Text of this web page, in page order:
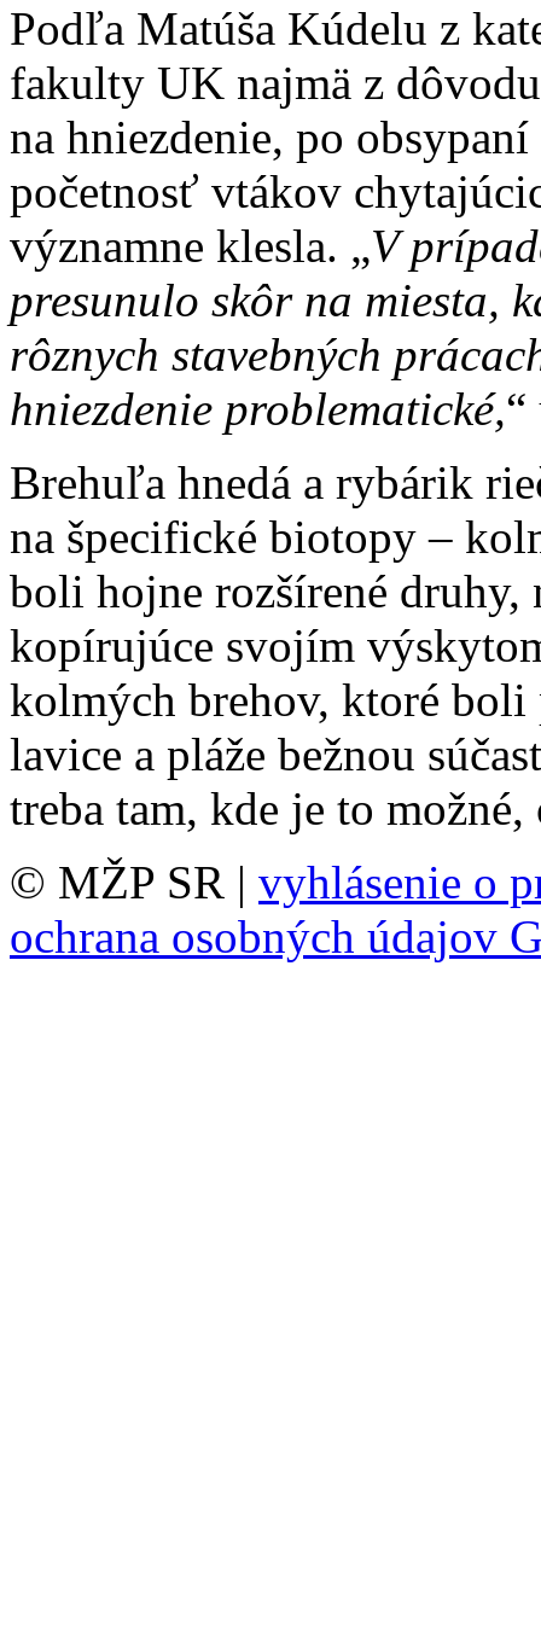
Podľa Matúša Kúdelu z
fakulty UK najmä z
na hniezdenie, po
početnosť vtákov
významne klesla. „V
presunulo skôr na miesta,
rôznych stavebných
hniezdenie problematické,“
Brehuľa hnedá a rybárik
na špecifické biotopy –
boli hojne rozšírené
kopírujúce svojím
kolmých brehov, ktoré boli
lavice a pláže bežnou
treba tam, kde je to
© MŽP SR | vyhlásenie o
ochrana osobných údajov